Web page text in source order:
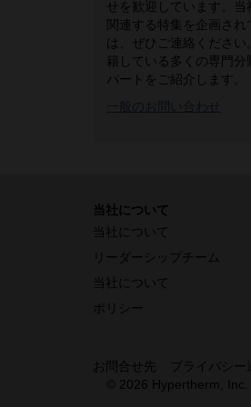
せを歓迎しています。当
関連する特集を企画され
は、ぜひご連絡ください
籍している多くの専門分
パートをご紹介します。
一般のお問い合わせ
当社について
当社について
リーダーシップチーム
当社について
ポリシー
お問合せ先 プライバシー
© 2026 Hypertherm,